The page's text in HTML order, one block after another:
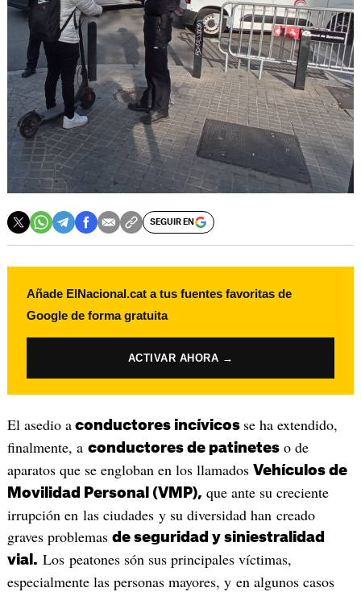
SEGUIR EN
Añade ElNacional.cat a tus fuentes favoritas de
Google de forma gratuita
ACTIVAR AHORA →
El asedio aconductores incívicos se ha extendido,
finalmente, a conductores de patineteso de
aparatos que se engloban en los llamados Vehículos de
Movilidad Personal (VMP), que ante su creciente
irrupción en las ciudades y su diversidad han creado
graves problemas de seguridad y siniestralidad
vial. Los peatones són sus principales víctimas,
especialmente las personas mayores, y en algunos casos